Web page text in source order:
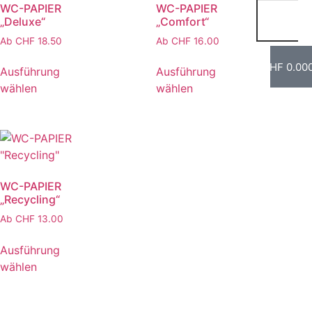
CHF 0.00
WC-PAPIER
„Deluxe“
Ab CHF 18.50
Ausführung
wählen
WC-PAPIER
„Comfort“
Ab CHF 16.00
Ausführung
wählen
WC-PAPIER
„Recycling“
Ab CHF 13.00
Ausführung
wählen